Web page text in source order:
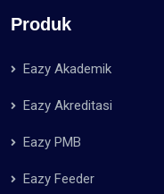
Produk
Eazy Akademik
Eazy Akreditasi
Eazy PMB
Eazy Feeder